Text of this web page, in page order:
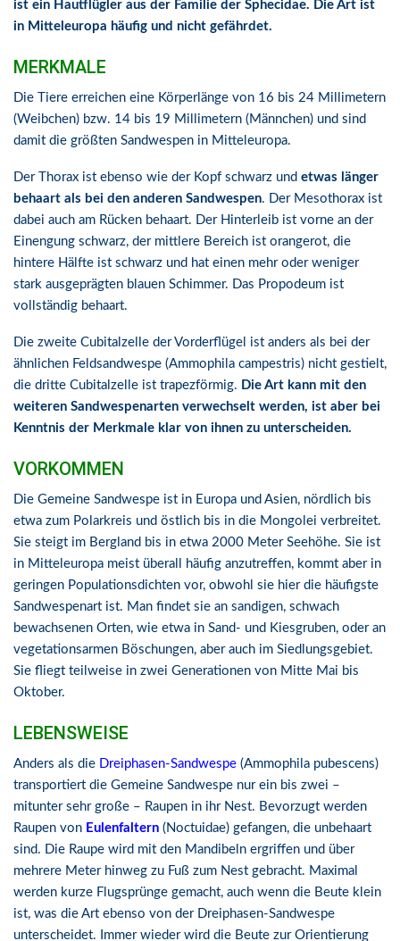
ist ein Hautflügler aus der Familie der Sphecidae. Die Art ist
in Mitteleuropa häufig und nicht gefährdet.
MERKMALE
Die Tiere erreichen eine Körperlänge von 16 bis 24 Millimetern
(Weibchen) bzw. 14 bis 19 Millimetern (Männchen) und sind
damit die größten Sandwespen in Mitteleuropa.
Der Thorax ist ebenso wie der Kopf schwarz und etwas länger
behaart als bei den anderen Sandwespen. Der Mesothorax ist
dabei auch am Rücken behaart. Der Hinterleib ist vorne an der
Einengung schwarz, der mittlere Bereich ist orangerot, die
hintere Hälfte ist schwarz und hat einen mehr oder weniger
stark ausgeprägten blauen Schimmer. Das Propodeum ist
vollständig behaart.
Die zweite Cubitalzelle der Vorderflügel ist anders als bei der
ähnlichen Feldsandwespe (Ammophila campestris) nicht gestielt,
die dritte Cubitalzelle ist trapezförmig. Die Art kann mit den
weiteren Sandwespenarten verwechselt werden, ist aber bei
Kenntnis der Merkmale klar von ihnen zu unterscheiden.
VORKOMMEN
Die Gemeine Sandwespe ist in Europa und Asien, nördlich bis
etwa zum Polarkreis und östlich bis in die Mongolei verbreitet.
Sie steigt im Bergland bis in etwa 2000 Meter Seehöhe. Sie ist
in Mitteleuropa meist überall häufig anzutreffen, kommt aber in
geringen Populationsdichten vor, obwohl sie hier die häufigste
Sandwespenart ist. Man findet sie an sandigen, schwach
bewachsenen Orten, wie etwa in Sand- und Kiesgruben, oder an
vegetationsarmen Böschungen, aber auch im Siedlungsgebiet.
Sie fliegt teilweise in zwei Generationen von Mitte Mai bis
Oktober.
LEBENSWEISE
Anders als die Dreiphasen-Sandwespe (Ammophila pubescens)
transportiert die Gemeine Sandwespe nur ein bis zwei –
mitunter sehr große – Raupen in ihr Nest. Bevorzugt werden
Raupen von Eulenfaltern (Noctuidae) gefangen, die unbehaart
sind. Die Raupe wird mit den Mandibeln ergriffen und über
mehrere Meter hinweg zu Fuß zum Nest gebracht. Maximal
werden kurze Flugsprünge gemacht, auch wenn die Beute klein
ist, was die Art ebenso von der Dreiphasen-Sandwespe
unterscheidet. Immer wieder wird die Beute zur Orientierung